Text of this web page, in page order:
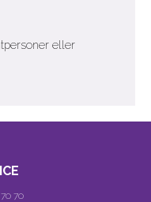
eller
70